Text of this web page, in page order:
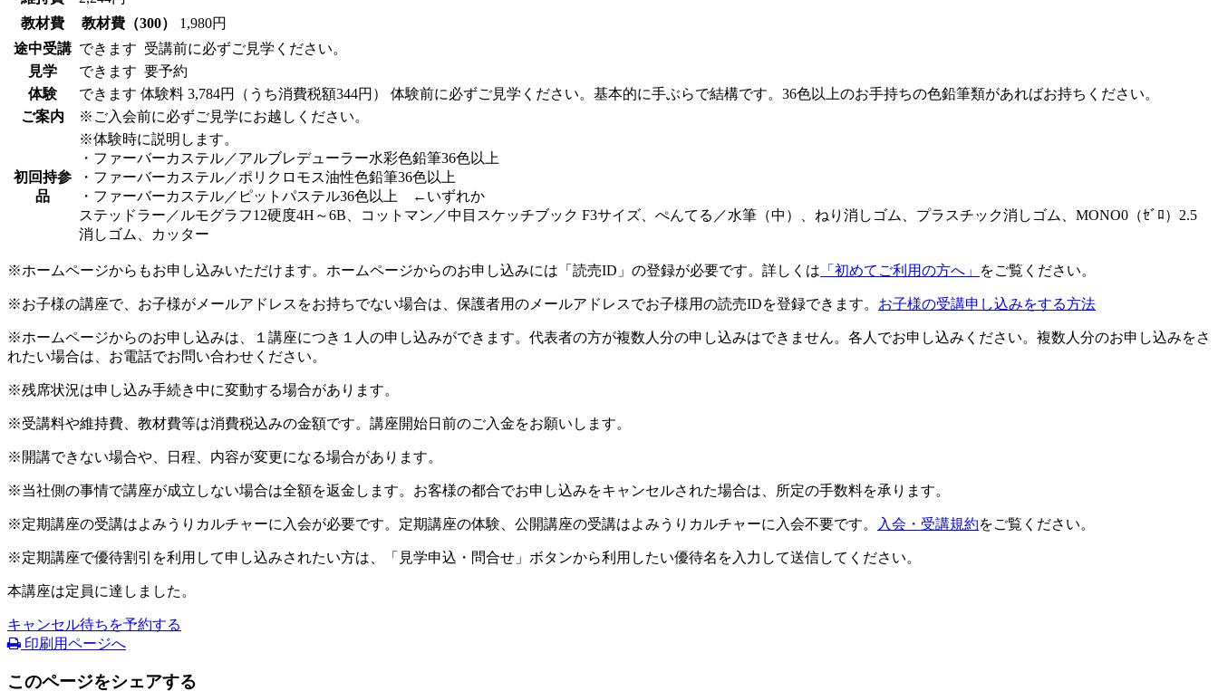
教材費
教材費（300）
1,980円
途中受講 できます 受講前に必ずご見学ください。
見学
できます 要予約
体験
できます 体験料 3,784円（うち消費税額344円） 体験前に必ずご見学ください。基本的に手ぶらで結構です。36色以上のお手持ちの色鉛筆類があればお持ちください。
ご案内
※ご入会前に必ずご見学にお越しください。
初回持参
品
※体験時に説明します。
・ファーバーカステル／アルブレデューラー水彩色鉛筆36色以上
・ファーバーカステル／ポリクロモス油性色鉛筆36色以上
・ファーバーカステル／ピットパステル36色以上 ←いずれか
ステッドラー／ルモグラフ12硬度4H～6B、コットマン／中目スケッチブック F3サイズ、ぺんてる／水筆（中）、ねり消しゴム、プラスチック消しゴム、MONO0（ｾﾞﾛ）2.5
消しゴム、カッター
※ホームページからもお申し込みいただけます。ホームページからのお申し込みには「読売ID」の登録が必要です。詳しくは 「初めてご利用の方へ」 をご覧ください。
※お子様の講座で、お子様がメールアドレスをお持ちでない場合は、保護者用のメールアドレスでお子様用の読売IDを登録できます。 お子様の受講申し込みをする方法
※ホームページからのお申し込みは、１講座につき１人の申し込みができます。代表者の方が複数人分の申し込みはできません。各人でお申し込みください。複数人分のお申し込みをさ
れたい場合は、お電話でお問い合わせください。
※残席状況は申し込み手続き中に変動する場合があります。
※受講料や維持費、教材費等は消費税込みの金額です。講座開始日前のご入金をお願いします。
※開講できない場合や、日程、内容が変更になる場合があります。
※当社側の事情で講座が成立しない場合は全額を返金します。お客様の都合でお申し込みをキャンセルされた場合は、所定の手数料を承ります。
※定期講座の受講はよみうりカルチャーに入会が必要です。定期講座の体験、公開講座の受講はよみうりカルチャーに入会不要です。 入会・受講規約をご覧ください。
※定期講座で優待割引を利用して申し込みされたい方は、「見学申込・問合せ」ボタンから利用したい優待名を入力して送信してください。
本講座は定員に達しました。
キャンセル待ちを予約する
印刷用ページへ
このページをシェアする